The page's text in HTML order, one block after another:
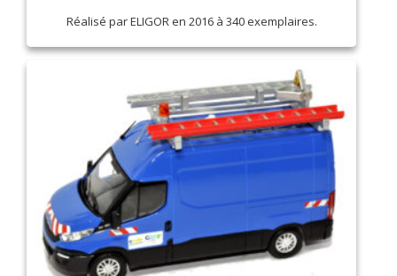
Réalisé par ELIGOR en 2016 à 340 exemplaires.